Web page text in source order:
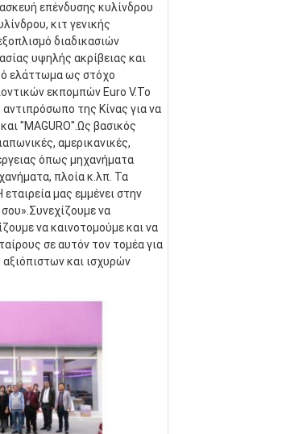
επένδυσης κυλίνδρου
κιτ γενικής
διαδικασιών
υψηλής ακρίβειας και
ελάττωμα ως στόχο
εκπομπών Euro V.Το
της Κίνας για να
"MAGURO".Ως βασικός
αμερικανικές,
όπως μηχανήματα
πλοία κ.λπ. Τα
μας εμμένει στην
να
να καινοτομούμε και να
σε αυτόν τον τομέα για
και ισχυρών